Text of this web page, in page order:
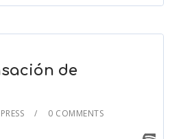
de
0 COMMENTS